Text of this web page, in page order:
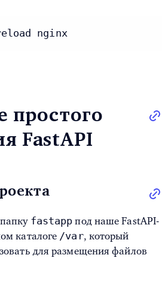
nginx
простого
FastAPI
fastapp под наше FastAPI-
каталоге /var, который
для размещения файлов